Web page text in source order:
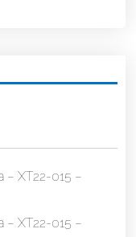
XT22-015 –
XT22-015 –